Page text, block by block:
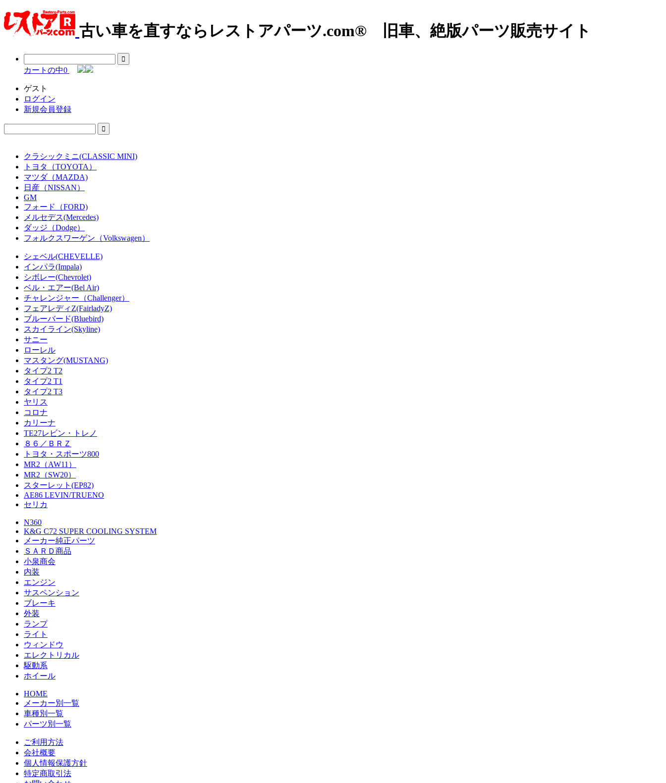
古い車を直すならレストアパーツ.com® 旧車、絶版パーツ販売サイト
カートの中0
ゲスト
ログイン
新規会員登録
クラシックミニ(CLASSIC MINI)
トヨタ（TOYOTA）
マツダ（MAZDA)
日産（NISSAN）
GM
フォード（FORD)
メルセデス(Mercedes)
ダッジ（Dodge）
フォルクスワーゲン（Volkswagen）
シェベル(CHEVELLE)
インパラ(Impala)
シボレー(Chevrolet)
ベル・エアー(Bel Air)
チャレンジャー（Challenger）
フェアレディZ(FairladyZ)
ブルーバード(Bluebird)
スカイライン(Skyline)
サニー
ローレル
マスタング(MUSTANG)
タイプ2 T2
タイプ2 T1
タイプ2 T3
ヤリス
コロナ
カリーナ
TE27レビン・トレノ
８６／ＢＲＺ
トヨタ・スポーツ800
MR2（AW11）
MR2（SW20）
スターレット(EP82)
AE86 LEVIN/TRUENO
セリカ
N360
K&G C72 SUPER COOLING SYSTEM
メーカー純正パーツ
ＳＡＲＤ商品
小泉商会
内装
エンジン
サスペンション
ブレーキ
外装
ランプ
ライト
ウィンドウ
エレクトリカル
駆動系
ホイール
HOME
メーカー別一覧
車種別一覧
パーツ別一覧
ご利用方法
会社概要
個人情報保護方針
特定商取引法